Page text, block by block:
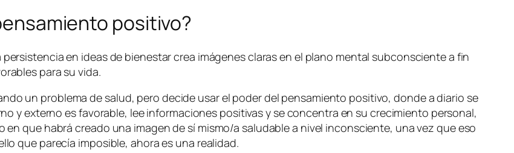
positivo?
en ideas de bienestar crea imágenes claras en el plano mental subconsciente a fin
para su vida.
un problema de salud, pero decide usar el poder del pensamiento positivo, donde a diario se
y externo es favorable, lee informaciones positivas y se concentra en su crecimiento personal,
en que habrá creado una imagen de sí mismo/a saludable a nivel inconsciente, una vez que eso
que parecía imposible, ahora es una realidad.